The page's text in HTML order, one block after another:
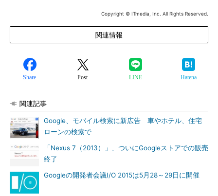
Copyright © ITmedia, Inc. All Rights Reserved.
関連情報
Share Post LINE Hatena
関連記事
Google、モバイル検索に新広告 車やホテル、住宅
ローンの検索で
「Nexus 7（2013）」、ついにGoogleストアでの販売
終了
Googleの開発者会議I/O 2015は5月28～29日に開催